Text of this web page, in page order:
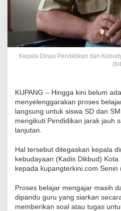
Kepala Dinas Pendidikan dan
KUPANG – Hingga kini belum
menyelenggarakan proses
langsung untuk siswa SD dan
mengikuti Pendidikan jarak jauh
lanjutan.
Hal tersebut ditegaskan kepala
kebudayaan (Kadis Dikbud)
kepada kupangterkini.com Senin
Proses belajar mengajar masih
dipandu guru yang siarkan
memberikan soal atau tugas